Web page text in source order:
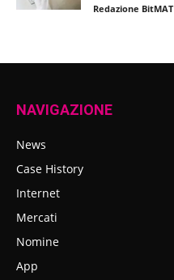
Redazione BitMAT
NAVIGAZIONE
News
Case History
Internet
Mercati
Nomine
App